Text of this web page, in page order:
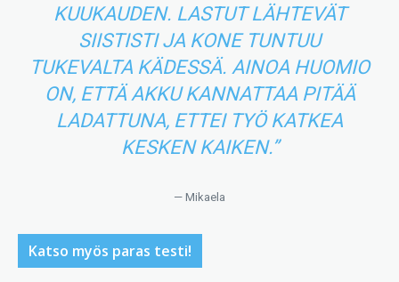
KUUKAUDEN. LASTUT LÄHTEVÄT
SIISTISTI JA KONE TUNTUU
TUKEVALTA KÄDESSÄ. AINOA HUOMIO
ON, ETTÄ AKKU KANNATTAA PITÄÄ
LADATTUNA, ETTEI TYÖ KATKEA
KESKEN KAIKEN.”
— Mikaela
Katso myös paras testi!